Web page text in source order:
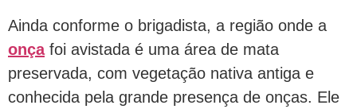
Ainda conforme o brigadista, a região onde a
onçafoi avistada é uma área de mata
preservada, com vegetação nativa antiga e
conhecida pela grande presença de onças. Ele